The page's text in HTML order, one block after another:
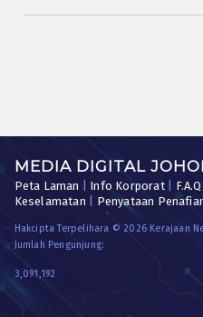
MEDIA DIGITAL
Peta Laman Info Korporat| F.A.Q
Keselamatan
Penyataan
Hakcipta Terpelihara © 2026 Kerajaan
Jumlah Pengunjung:
3,091,192